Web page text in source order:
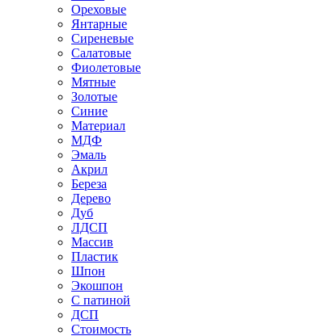
Ореховые
Янтарные
Сиреневые
Салатовые
Фиолетовые
Мятные
Золотые
Синие
Материал
МДФ
Эмаль
Акрил
Береза
Дерево
Дуб
ЛДСП
Массив
Пластик
Шпон
Экошпон
С патиной
ДСП
Стоимость